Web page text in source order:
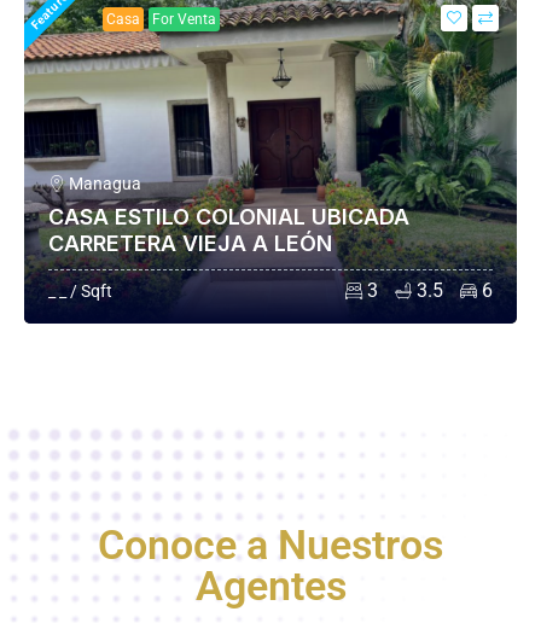
Casa For Venta
Managua
CASA ESTILO COLONIAL UBICADA
CARRETERA VIEJA A LEÓN
_ _ / Sqft 3 3.5 6
Conoce a Nuestros
Agentes